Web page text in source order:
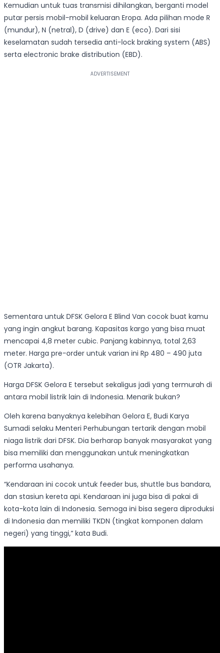
Kemudian untuk tuas transmisi dihilangkan, berganti model
putar persis mobil-mobil keluaran Eropa. Ada pilihan mode R
(mundur), N (netral), D (drive) dan E (eco). Dari sisi
keselamatan sudah tersedia anti-lock braking system (ABS)
serta electronic brake distribution (EBD).
Sementara untuk DFSK Gelora E Blind Van cocok buat kamu
yang ingin angkut barang. Kapasitas kargo yang bisa muat
mencapai 4,8 meter cubic. Panjang kabinnya, total 2,63
meter. Harga pre-order untuk varian ini Rp 480 – 490 juta
(OTR Jakarta).
Harga DFSK Gelora E tersebut sekaligus jadi yang termurah di
antara mobil listrik lain di Indonesia. Menarik bukan?
Oleh karena banyaknya kelebihan Gelora E, Budi Karya
Sumadi selaku Menteri Perhubungan tertarik dengan mobil
niaga listrik dari DFSK. Dia berharap banyak masyarakat yang
bisa memiliki dan menggunakan untuk meningkatkan
performa usahanya.
“Kendaraan ini cocok untuk feeder bus, shuttle bus bandara,
dan stasiun kereta api. Kendaraan ini juga bisa di pakai di
kota-kota lain di Indonesia. Semoga ini bisa segera diproduksi
di Indonesia dan memiliki TKDN (tingkat komponen dalam
negeri) yang tinggi,” kata Budi.